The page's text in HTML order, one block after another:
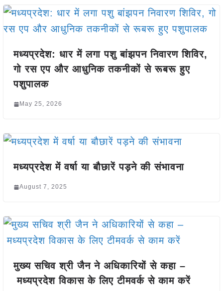
मध्यप्रदेश: धार में लगा पशु बांझपन निवारण शिविर,
गो रस एप और आधुनिक तकनीकों से रूबरू हुए
पशुपालक
May 25, 2026
मध्यप्रदेश में वर्षा या बौछारें पड़ने की संभावना
August 7, 2025
मुख्य सचिव श्री जैन ने अधिकारियों से कहा –
मध्यप्रदेश विकास के लिए टीमवर्क से काम करें